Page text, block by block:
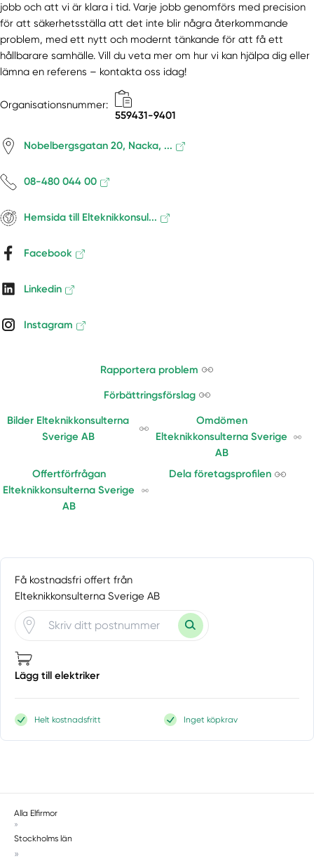
Väddö
Vallentuna
Vällingby
Vårby
jobb och att vi är klara i tid. Varje jobb genomförs med precision
för att säkerhetsställa att det inte blir några återkommande
problem, med ett nytt och modernt tänkande för att få ett
hållbarare samhälle. Vill du veta mer om hur vi kan hjälpa dig eller
lämna en referens – kontakta oss idag!
Organisationsnummer:
559431-9401
Nobelbergsgatan 20, Nacka, ...
08-480 044 00
Hemsida till Elteknikkonsul...
Facebook
Linkedin
Instagram
Rapportera problem
Förbättringsförslag
Bilder Elteknikkonsulterna
Sverige AB
Omdömen
Elteknikkonsulterna Sverige
AB
Offertförfrågan
Elteknikkonsulterna Sverige
AB
Dela företagsprofilen
Få kostnadsfri offert från
Elteknikkonsulterna Sverige AB
Lägg till elektriker
Helt kostnadsfritt Inget köpkrav
Alla Elfirmor
»
Stockholms län
»